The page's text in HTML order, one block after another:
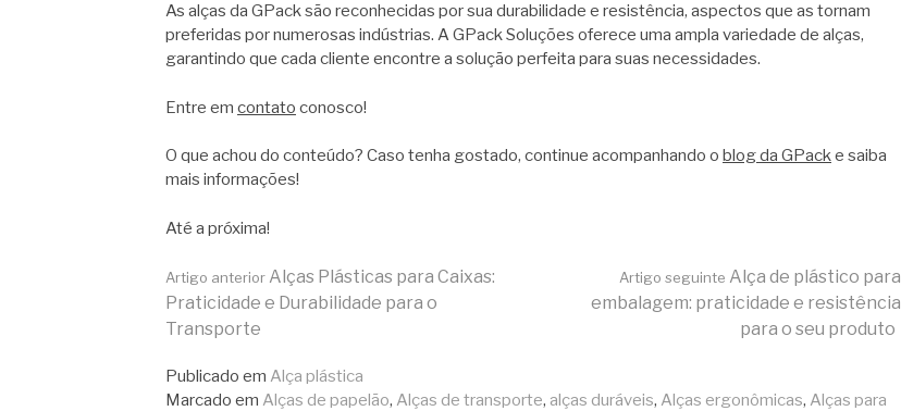
As alças da GPack são reconhecidas por sua durabilidade e resistência, aspectos que as tornam
preferidas por numerosas indústrias. A GPack Soluções oferece uma ampla variedade de alças,
garantindo que cada cliente encontre a solução perfeita para suas necessidades.
Entre em contato conosco!
O que achou do conteúdo? Caso tenha gostado, continue acompanhando o blog da GPacke saiba
mais informações!
Até a próxima!
Continue
lendo
Artigo anterior Alças Plásticas para Caixas:
Praticidade e Durabilidade para o
Transporte
Artigo seguinte Alça de plástico para
embalagem: praticidade e resistência
para o seu produto
Publicado em Alça plástica
Marcado em Alças de papelão, Alças de transporte, alças duráveis, Alças ergonômicas, Alças para